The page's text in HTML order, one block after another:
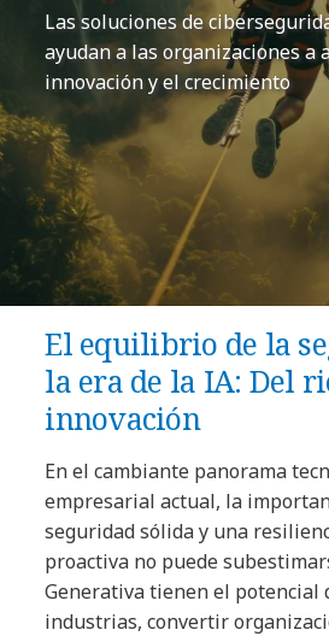
Las soluciones de
ayudan a las organizaciones a
innovación y el crecimiento
El equilibrio de la
la era de la IA: Del
innovación
En el cambiante panorama
empresarial actual, la
seguridad sólida y una
proactiva no puede
Generativa tienen el potencial
industrias, convertir